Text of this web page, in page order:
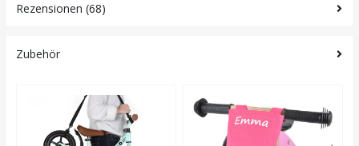
Rezensionen (68)
Zubehör